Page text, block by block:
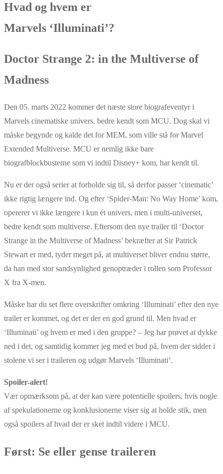
Hvad og hvem er
Marvels ‘Illuminati’?
Doctor Strange 2: in the Multiverse of
Madness
Den 05. marts 2022 kommer det næste store biografeventyr i
Marvels cinematiske univers, bedre kendt som MCU. Dog skal vi
måske begynde og kalde det for MEM, som ville stå for Marvel
Extended Multiverse. MCU er nemlig ikke bare
biografblockbusterne som vi indtil Disney+ kom, har kendt til.
Nu er der også serier at forholde sig til, så derfor passer ‘cinematic’
ikke rigtig længere ind. Og efter ‘Spider-Man: No Way Home’ kom,
opererer vi ikke længere i kun ét univers, men i multi-universet,
bedre kendt som multiverse. Eftersom den nye trailer til ‘Doctor
Strange in the Multiverse of Madness’ bekræfter at Sir Patrick
Stewart er med, tyder meget på, at multiverset bliver endnu større,
da han med stor sandsynlighed genoptræder i rollen som Professor
X fra X-men.
Måske har du set flere overskrifter omkring ‘Illuminati’ efter den nye
trailer er kommet, og det er der en god grund til. Men hvad er
‘Illuminati’ og hvem er med i den gruppe? – Jeg har prøvet at dykke
ned i det, og samtidig kommer jeg med et bud på, hvem der sidder i
stolene vi ser i traileren og udgør Marvels ‘Illuminati’.
Spoiler-alert!
Vær opmærksom på, at der kan være potentielle spoilers, hvis nogle
af spekulationerne og konklusionerne viser sig at holde stik, men
også spoilers af hvad der er sket indtil videre i MCU.
Først: Se eller gense traileren